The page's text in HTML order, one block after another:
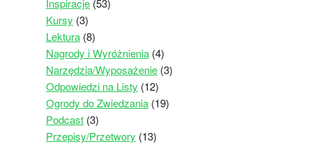
Kursy (3)
Lektura(8)
Nagrody i Wyróżnienia(4)
Narzędzia/Wyposażenie(3)
Odpowiedzi na Listy (12)
Ogrody do Zwiedzania(19)
Podcast(3)
Przepisy/Przetwory (13)